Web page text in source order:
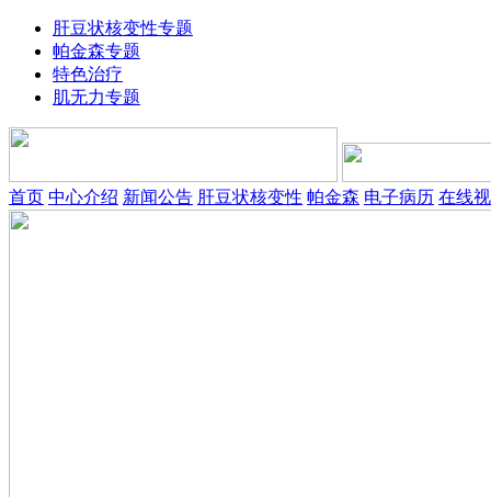
肝豆状核变性专题
帕金森专题
特色治疗
肌无力专题
首页 中心介绍 新闻公告 肝豆状核变性 帕金森 电子病历 在线